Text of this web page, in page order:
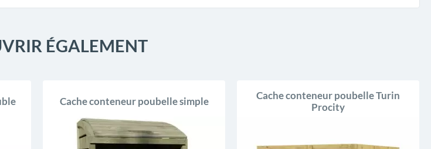
ÉGALEMENT
Cache conteneur poubelle simple
Cache conteneur poubelle Turin
Procity